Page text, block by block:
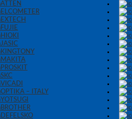
ATTEN
ELCOMETER
EXTECH
FUJIE
HIOKI
JASIC
KINGTONY
MAKITA
PROSKIT
SKC
VICADI
OPTIKA – ITALY
YOTSUGI
BROTHER
DEFELSKO